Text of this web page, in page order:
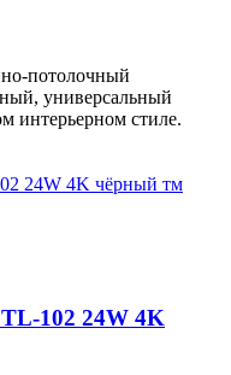
потолочный
универсальный
интерьерном стиле.
102 24W 4K